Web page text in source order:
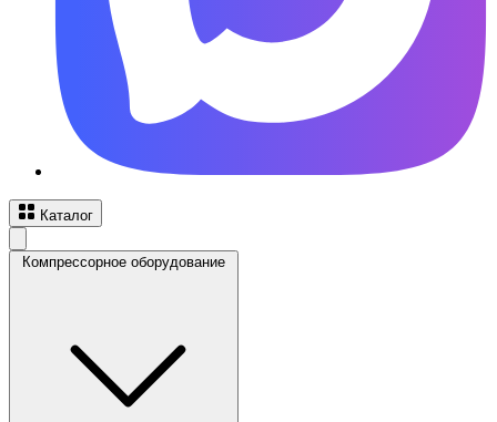
Каталог
Компрессорное оборудование